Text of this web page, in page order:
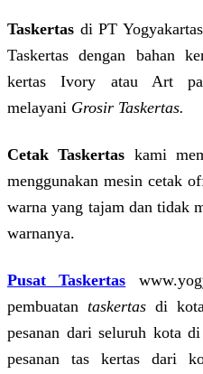
Taskertas di PT
Taskertas dengan bahan
kertas Ivory atau Art
melayani Grosir Taskertas.
Cetak Taskertas kami
menggunakan mesin cetak
warna yang tajam dan tidak
warnanya.
Pusat Taskertas
pembuatan taskertas di
pesanan dari seluruh kota
pesanan tas kertas dari